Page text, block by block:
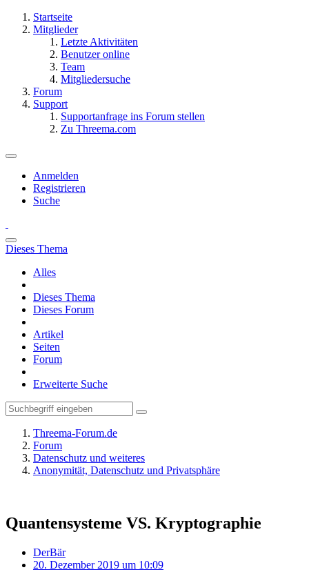
Startseite
Mitglieder
Letzte Aktivitäten
Benutzer online
Team
Mitgliedersuche
Forum
Support
Supportanfrage ins Forum stellen
Zu Threema.com
Anmelden
Registrieren
Suche
Dieses Thema
Alles
Dieses Thema
Dieses Forum
Artikel
Seiten
Forum
Erweiterte Suche
Threema-Forum.de
Forum
Datenschutz und weiteres
Anonymität, Datenschutz und Privatsphäre
Quantensysteme VS. Kryptographie
DerBär
20. Dezember 2019 um 10:09